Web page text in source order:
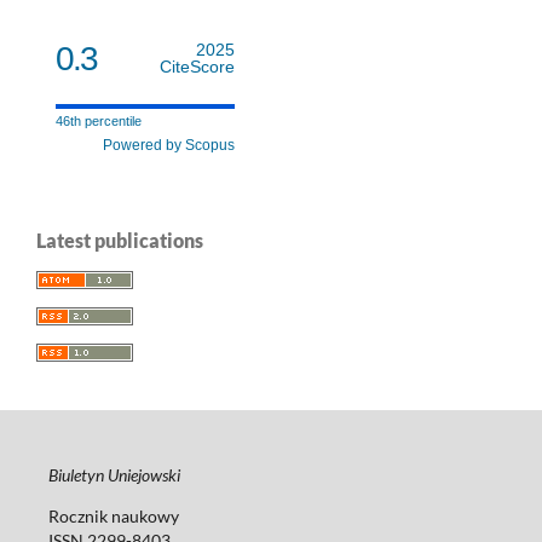
0.3
2025
CiteScore
46th percentile
Powered by Scopus
Latest publications
Biuletyn Uniejowski
Rocznik naukowy